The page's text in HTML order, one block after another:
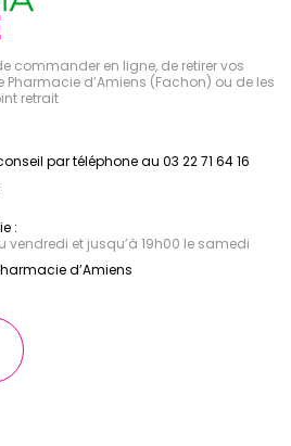
commander en ligne, de retirer vos
d’Amiens (Fachon) ou de les
retrait
par téléphone au 03 22 71 64 16
:
vendredi et jusqu’à 19h00 le samedi
d’Amiens